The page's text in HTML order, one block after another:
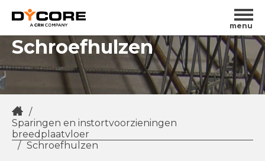
menu
Schroefhulzen
/
Sparingen en instortvoorzieningen
breedplaatvloer
/ Schroefhulzen